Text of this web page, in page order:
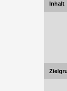
Inhalt